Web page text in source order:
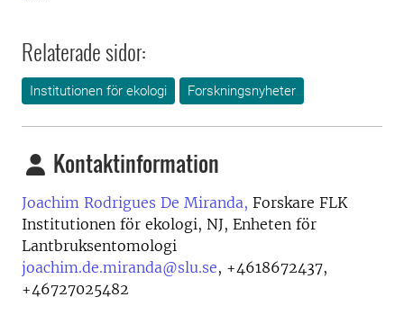
Relaterade sidor:
Institutionen för ekologi Forskningsnyheter
Kontaktinformation
Joachim Rodrigues De Miranda, Forskare FLK
Institutionen för ekologi, NJ, Enheten för
Lantbruksentomologi
joachim.de.miranda@slu.se, +4618672437,
+46727025482